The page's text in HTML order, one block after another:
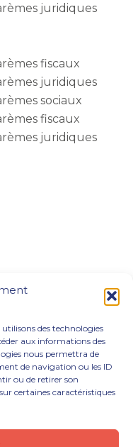
des technologies
aux informations des
nous permettra de
de navigation ou les ID
ou de retirer son
certaines caractéristiques
juridiques
fiscaux
juridiques
sociaux
fiscaux
juridiques
NOTRE CABINET